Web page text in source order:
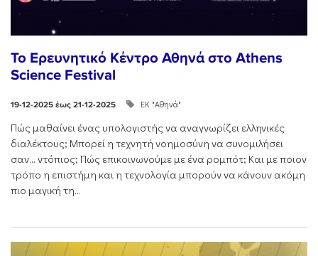
Το Ερευνητικό Κέντρο Αθηνά στο Athens
Science Festival
19-12-2025 έως 21-12-2025 ΕΚ "Αθηνά"
Πώς μαθαίνει ένας υπολογιστής να αναγνωρίζει ελληνικές
διαλέκτους; Μπορεί η τεχνητή νοημοσύνη να συνομιλήσει
σαν… ντόπιος; Πώς επικοινωνούμε με ένα ρομπότ; Και με ποιον
τρόπο η επιστήμη και η τεχνολογία μπορούν να κάνουν ακόμη
πιο μαγική τη...